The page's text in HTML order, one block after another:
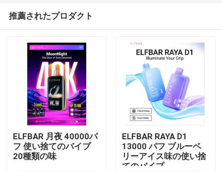
推薦されたプロダクト
ELFBAR 月夜 40000パ
フ 使い捨てのバイプ
20種類の味
ELFBAR RAYA D1
13000 パフ ブルーベ
リーアイス味の使い捨
てのバイプ